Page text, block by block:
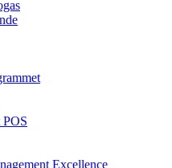
Excellence